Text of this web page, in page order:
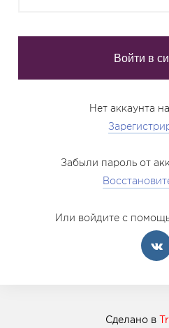
Нет аккаунта
Забыли пароль от
Или войдите с
Сделано в